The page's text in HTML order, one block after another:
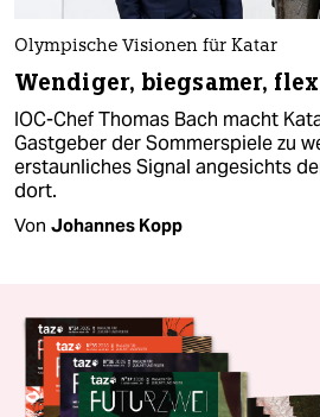
Olympische Visionen für Katar
Wendiger, biegsamer,
IOC-Chef Thomas Bach macht
Gastgeber der Sommerspiele zu
erstaunliches Signal angesichts
dort.
Von Johannes Kopp